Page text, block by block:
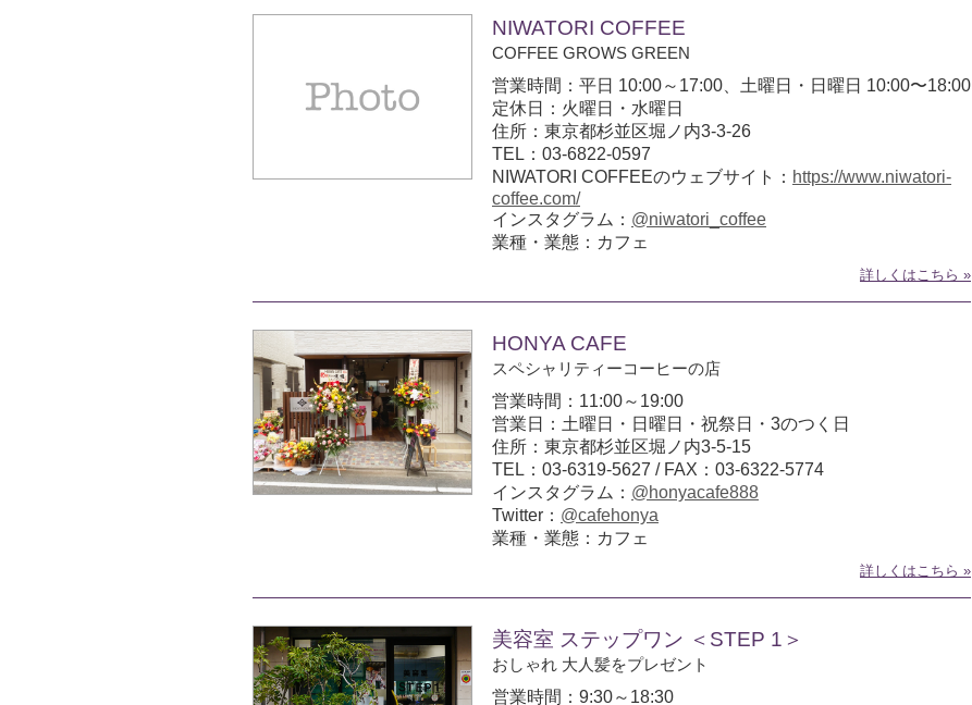
NIWATORI COFFEE
COFFEE GROWS GREEN
営業時間：平日 10:00～17:00、土曜日・日曜日 10:00〜18:00
定休日：火曜日・水曜日
住所：東京都杉並区堀ノ内3-3-26
TEL：03-6822-0597
NIWATORI COFFEEのウェブサイト： https://www.niwatori-
coffee.com/
インスタグラム： @niwatori_coffee
業種・業態：カフェ
詳しくはこちら »
HONYA CAFE
スペシャリティーコーヒーの店
営業時間：11:00～19:00
営業日：土曜日・日曜日・祝祭日・3のつく日
住所：東京都杉並区堀ノ内3-5-15
TEL：03-6319-5627 / FAX：03-6322-5774
インスタグラム： @honyacafe888
Twitter： @cafehonya
業種・業態：カフェ
詳しくはこちら »
美容室 ステップワン ＜STEP 1＞
おしゃれ 大人髪をプレゼント
営業時間：9:30～18:30